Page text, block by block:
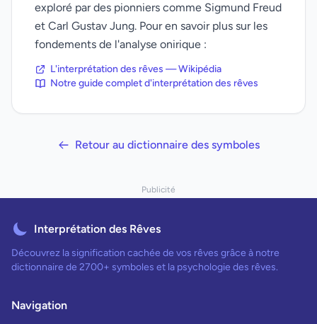
exploré par des pionniers comme Sigmund Freud
et Carl Gustav Jung. Pour en savoir plus sur les
fondements de l'analyse onirique :
L'interprétation des rêves — Wikipédia
Notre guide complet d'interprétation des rêves
Retour au dictionnaire des symboles
Publicité
Interprétation des Rêves
Découvrez la signification cachée de vos rêves grâce à notre
dictionnaire de 2700+ symboles et la psychologie des rêves.
Navigation